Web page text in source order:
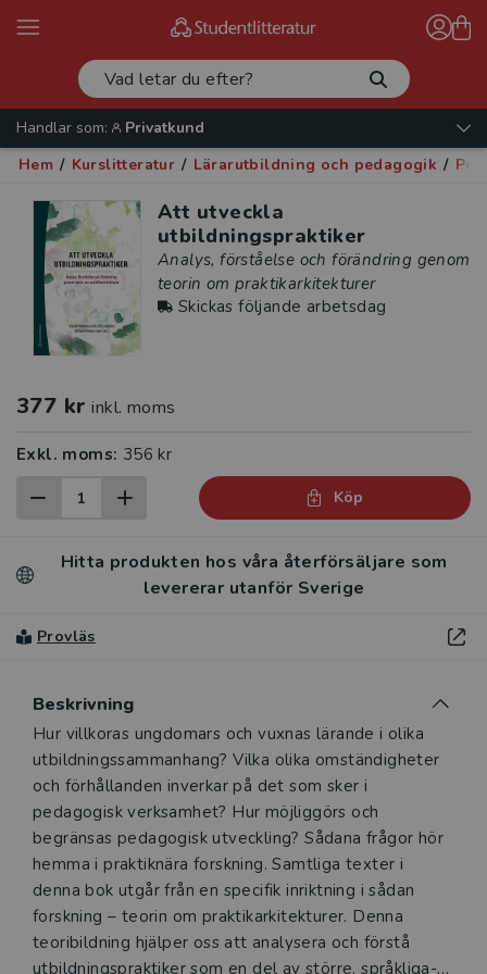
Handlar som:
Privatkund
Hem / Kurslitteratur / Lärarutbildning och pedagogik /
Att utveckla
utbildningspraktiker
Analys, förståelse och förändring genom
teorin om praktikarkitekturer
Skickas följande arbetsdag
377 kr inkl. moms
Exkl. moms: 356 kr
Köp
Hitta produkten hos våra återförsäljare som
levererar utanför Sverige
Provläs
Beskrivning
Beskrivning
Hur villkoras ungdomars och vuxnas lärande i olika
utbildningssammanhang? Vilka olika omständigheter
och förhållanden inverkar på det som sker i
pedagogisk verksamhet? Hur möjliggörs och
begränsas pedagogisk utveckling? Sådana frågor hör
hemma i praktiknära forskning. Samtliga texter i
denna bok utgår från en specifik inriktning i sådan
forskning – teorin om praktikarkitekturer. Denna
teoribildning hjälper oss att analysera och förstå
utbildningspraktiker som en del av större, språkliga-